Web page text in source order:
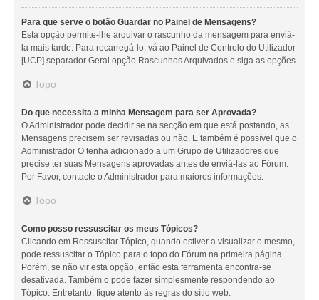
Para que serve o botão Guardar no Painel de Mensagens?
Esta opção permite-lhe arquivar o rascunho da mensagem para enviá-
la mais tarde. Para recarregá-lo, vá ao Painel de Controlo do Utilizador
[UCP] separador Geral opção Rascunhos Arquivados e siga as opções.
Topo
Do que necessita a minha Mensagem para ser Aprovada?
O Administrador pode decidir se na secção em que está postando, as
Mensagens precisem ser revisadas ou não. E também é possível que o
Administrador O tenha adicionado a um Grupo de Utilizadores que
precise ter suas Mensagens aprovadas antes de enviá-las ao Fórum.
Por Favor, contacte o Administrador para maiores informações.
Topo
Como posso ressuscitar os meus Tópicos?
Clicando em Ressuscitar Tópico, quando estiver a visualizar o mesmo,
pode ressuscitar o Tópico para o topo do Fórum na primeira página.
Porém, se não vir esta opção, então esta ferramenta encontra-se
desativada. Também o pode fazer simplesmente respondendo ao
Tópico. Entretanto, fique atento às regras do sítio web.